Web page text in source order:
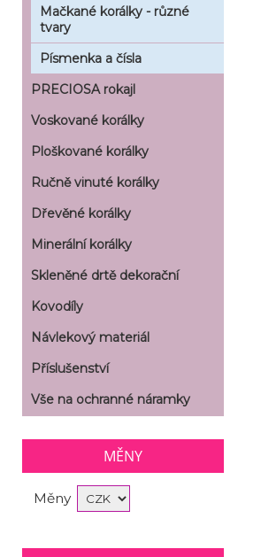
Mačkané korálky - různé
tvary
Písmenka a čísla
PRECIOSA rokajl
Voskované korálky
Ploškované korálky
Ručně vinuté korálky
Dřevěné korálky
Minerální korálky
Skleněné drtě dekorační
Kovodíly
Návlekový materiál
Příslušenství
Vše na ochranné náramky
MĚNY
Měny